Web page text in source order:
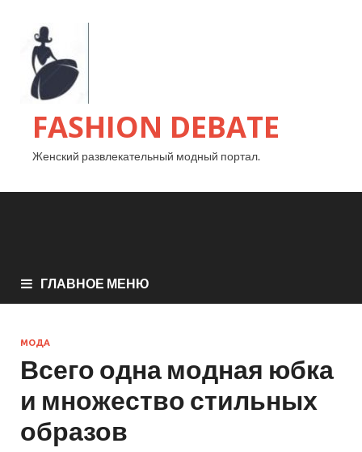
FASHION DEBATE
Женский развлекательный модный портал.
ГЛАВНОЕ МЕНЮ
МОДА
Всего одна модная юбка
и множество стильных
образов